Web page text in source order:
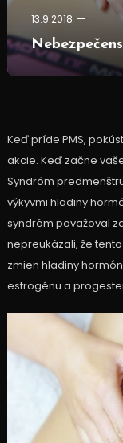
13.9.2018
Keď príde PMS,
akcie. Keď začne
Syndróm
výkyvmi hladiny
syndróm považoval
nepreukázali, že
zmien hladiny
estrogénu a